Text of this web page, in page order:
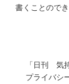
書くことので
「日刊 気
プライバシ